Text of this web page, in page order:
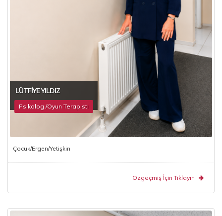
LÜTFIYE YILDIZ
Psikolog /Oyun Terapisti
Çocuk/Ergen/Yetişkin
Özgeçmiş İçin Tıklayın